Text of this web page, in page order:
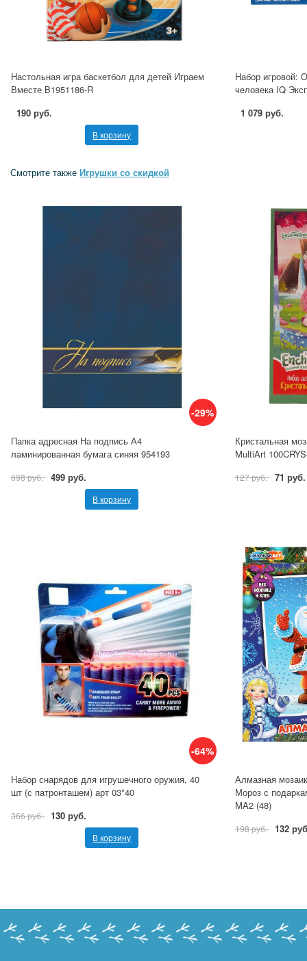
Настольная игра баскетбол для детей Играем
Вместе B1951186-R
190 руб.
В корзину
Набор игровой:
человека IQ
1 079 руб.
Смотрите также Игрушки со скидкой
-29%
Папка адресная На подпись А4
ламинированная бумага синяя 954193
698 руб. 499 руб.
В корзину
Кристальная
MultiArt
127 руб. 71 руб.
-64%
Набор снарядов для игрушечного оружия, 40
шт (с патронташем) арт 03*40
366 руб. 130 руб.
В корзину
Алмазная
Мороз с
MA2 (48)
198 руб. 132